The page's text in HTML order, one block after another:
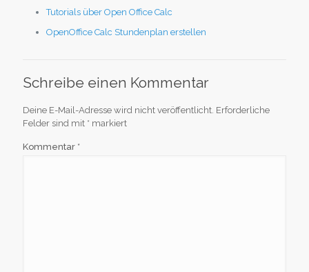
Tutorials über Open Office Calc
OpenOffice Calc Stundenplan erstellen
Schreibe einen Kommentar
Deine E-Mail-Adresse wird nicht veröffentlicht. Erforderliche
Felder sind mit * markiert
Kommentar *